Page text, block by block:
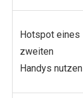
Hotspot eines
zweiten
Handys nutzen